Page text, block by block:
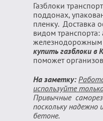
Газблоки
поддонах,
пленку. Доставка
видом
купить газблоки в
поможет
На заметку:
используйте
Привычные
поскольку надежно
бетоне.